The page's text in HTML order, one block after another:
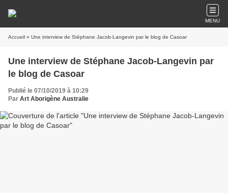
MENU
Accueil » Une interview de Stéphane Jacob-Langevin par le blog de Casoar
Une interview de Stéphane Jacob-Langevin par
le blog de Casoar
Publié le 07/10/2019 à 10:29
Par Art Aborigène Australie